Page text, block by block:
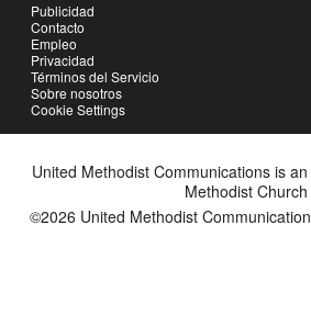
Publicidad
Contacto
Empleo
Privacidad
Términos del Servicio
Sobre nosotros
Cookie Settings
United Methodist Communications is
Methodist Church
©2026 United Methodist